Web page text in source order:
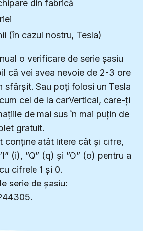
din fabrică
(în cazul nostru, Tesla)
o verificare de serie șasiu
că vei avea nevoie de 2-3 ore
sfârșit. Sau poți folosi un Tesla
cel de la carVertical, care-ți
de mai sus în mai puțin de
gratuit.
conține atât litere cât și cifre,
(i), ”Q” (q) și ”O” (o) pentru a
cifrele 1 și 0.
serie de șasiu: